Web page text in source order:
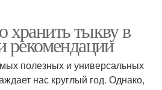
хранить тыкву в
рекомендации
полезных и универсальных
нас круглый год. Однако,